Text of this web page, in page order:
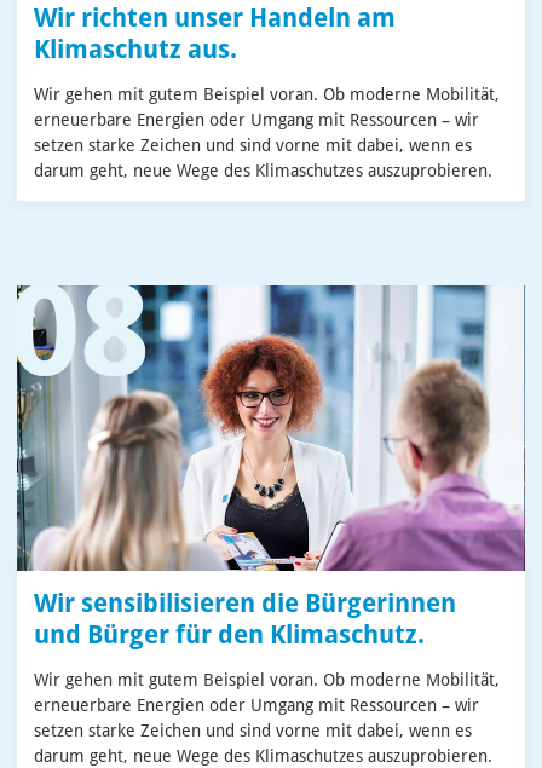
Wir richten unser Handeln am
Klimaschutz aus.
Wir gehen mit gutem Beispiel voran. Ob moderne Mobilität,
erneuerbare Energien oder Umgang mit Ressourcen – wir
setzen starke Zeichen und sind vorne mit dabei, wenn es
darum geht, neue Wege des Klimaschutzes auszuprobieren.
Wir sensibilisieren die Bürgerinnen
und Bürger für den Klimaschutz.
Wir gehen mit gutem Beispiel voran. Ob moderne Mobilität,
erneuerbare Energien oder Umgang mit Ressourcen – wir
setzen starke Zeichen und sind vorne mit dabei, wenn es
darum geht, neue Wege des Klimaschutzes auszuprobieren.